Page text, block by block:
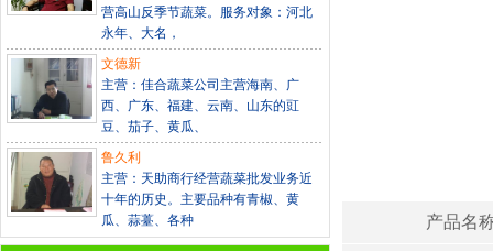
营高山反季节蔬菜。服务对象：河北
永年、大名，
文德新
主营：佳合蔬菜公司主营海南、广
西、广东、福建、云南、山东的豇
豆、茄子、黄瓜、
鲁久利
主营：天助商行经营蔬菜批发业务近
十年的历史。主要品种有青椒、黄
瓜、蒜薹、各种
产品名